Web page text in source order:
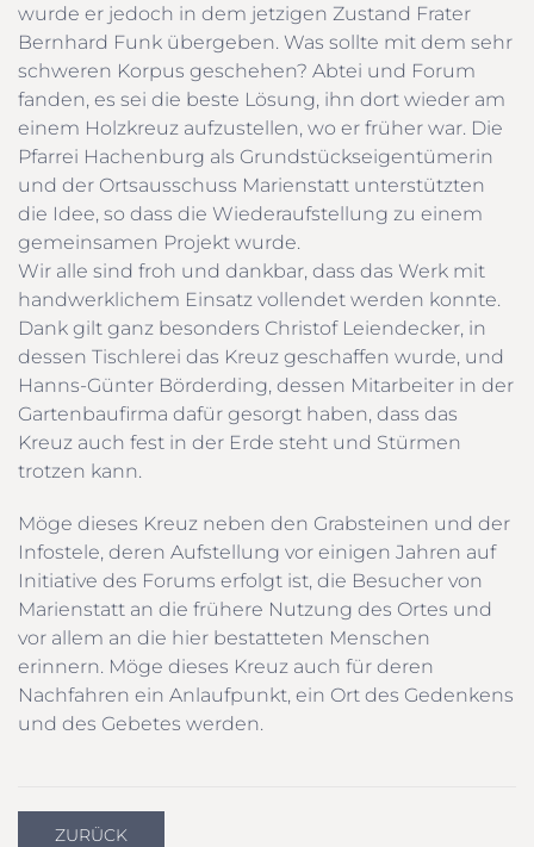
wurde er jedoch in dem jetzigen Zustand Frater
Bernhard Funk übergeben. Was sollte mit dem sehr
schweren Korpus geschehen? Abtei und Forum
fanden, es sei die beste Lösung, ihn dort wieder am
einem Holzkreuz aufzustellen, wo er früher war. Die
Pfarrei Hachenburg als Grundstückseigentümerin
und der Ortsausschuss Marienstatt unterstützten
die Idee, so dass die Wiederaufstellung zu einem
gemeinsamen Projekt wurde.
Wir alle sind froh und dankbar, dass das Werk mit
handwerklichem Einsatz vollendet werden konnte.
Dank gilt ganz besonders Christof Leiendecker, in
dessen Tischlerei das Kreuz geschaffen wurde, und
Hanns-Günter Börderding, dessen Mitarbeiter in der
Gartenbaufirma dafür gesorgt haben, dass das
Kreuz auch fest in der Erde steht und Stürmen
trotzen kann.
Möge dieses Kreuz neben den Grabsteinen und der
Infostele, deren Aufstellung vor einigen Jahren auf
Initiative des Forums erfolgt ist, die Besucher von
Marienstatt an die frühere Nutzung des Ortes und
vor allem an die hier bestatteten Menschen
erinnern. Möge dieses Kreuz auch für deren
Nachfahren ein Anlaufpunkt, ein Ort des Gedenkens
und des Gebetes werden.
ZURÜCK